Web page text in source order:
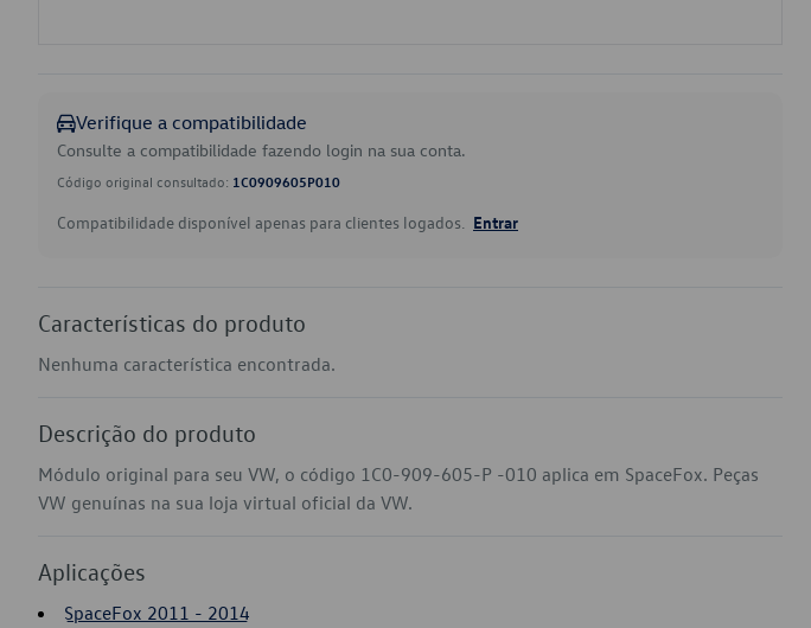
Verifique a compatibilidade
Consulte a compatibilidade fazendo login na sua conta.
Código original consultado: 1C0909605P010
Compatibilidade disponível apenas para clientes logados. Entrar
Características do produto
Nenhuma característica encontrada.
Descrição do produto
Módulo original para seu VW, o código 1C0-909-605-P -010 aplica em SpaceFox. Peças
VW genuínas na sua loja virtual oficial da VW.
Aplicações
SpaceFox 2011 - 2014